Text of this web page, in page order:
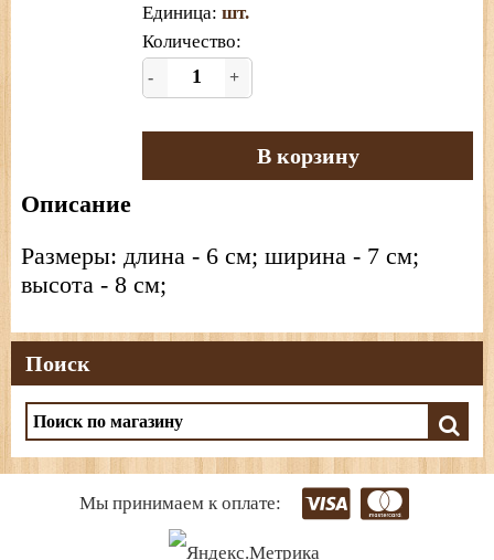
Единица: шт.
Количество:
- +
В корзину
Описание
Размеры: длина - 6 см; ширина - 7 см;
высота - 8 см;
Поиск
Мы принимаем к оплате: